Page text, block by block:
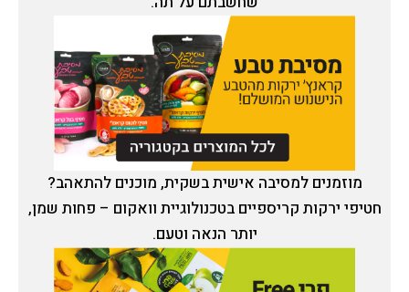
מוזמנים למסיבה אישית בשקית, מוכנים להתאהב?
חטיפי ירקות קריספיים בטכנולוגיית וואקום – פחות שמן,
יותר הנאה וטעם.